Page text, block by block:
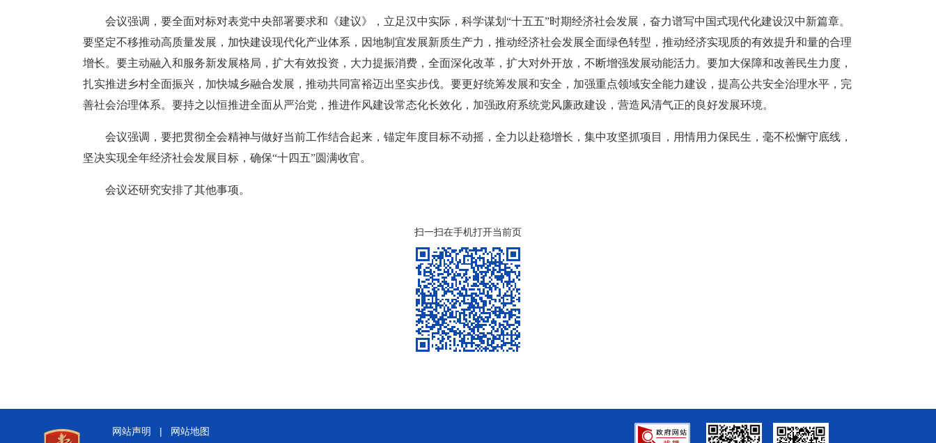
会议强调，要全面对标对表党中央部署要求和《建议》，立足汉中实际，科学谋划“十五五”时期经济社会发展，奋力谱写中国式现代化建设汉中新篇章。
要坚定不移推动高质量发展，加快建设现代化产业体系，因地制宜发展新质生产力，推动经济社会发展全面绿色转型，推动经济实现质的有效提升和量的合理
增长。要主动融入和服务新发展格局，扩大有效投资，大力提振消费，全面深化改革，扩大对外开放，不断增强发展动能活力。要加大保障和改善民生力度，
扎实推进乡村全面振兴，加快城乡融合发展，推动共同富裕迈出坚实步伐。要更好统筹发展和安全，加强重点领域安全能力建设，提高公共安全治理水平，完
善社会治理体系。要持之以恒推进全面从严治党，推进作风建设常态化长效化，加强政府系统党风廉政建设，营造风清气正的良好发展环境。
会议强调，要把贯彻全会精神与做好当前工作结合起来，锚定年度目标不动摇，全力以赴稳增长，集中攻坚抓项目，用情用力保民生，毫不松懈守底线，
坚决实现全年经济社会发展目标，确保“十四五”圆满收官。
会议还研究安排了其他事项。
扫一扫在手机打开当前页
网站声明 |
网站地图